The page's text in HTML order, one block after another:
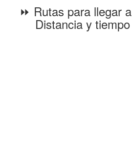
⏩ Rutas para llegar
Distancia y